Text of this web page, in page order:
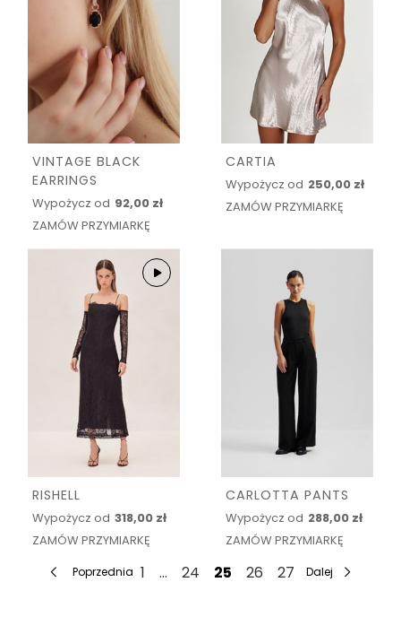
VINTAGE BLACK
EARRINGS
Wypożycz od 92,00 zł
ZAMÓW PRZYMIARKĘ
CARTIA
Wypożycz od 250,00 zł
ZAMÓW PRZYMIARKĘ
RISHELL
Wypożycz od 318,00 zł
ZAMÓW PRZYMIARKĘ
CARLOTTA PANTS
Wypożycz od 288,00 zł
ZAMÓW PRZYMIARKĘ
Poprzednia 1 ... 24 25 26 27 Dalej